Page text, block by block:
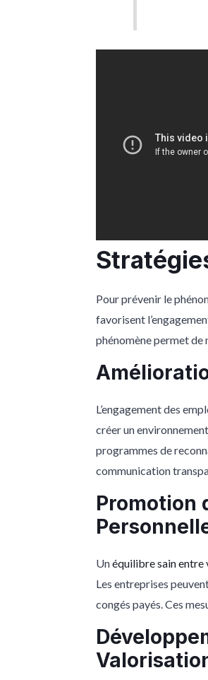
Pour prévenir le
favorisent
phénomène permet de
L’engagement des
créer un
programmes de
communication
Promotion
Unéquilibre sain entre
Les entreprises
congés payés. Ces